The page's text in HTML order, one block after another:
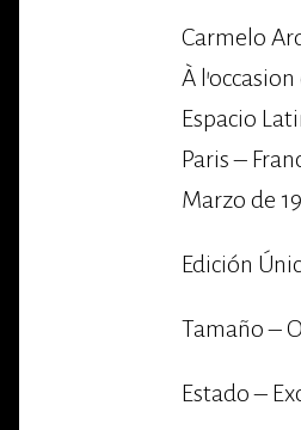
Carmelo
À
Espacio
Paris –
Marzo de
Edición
Tamaño –
Estado –